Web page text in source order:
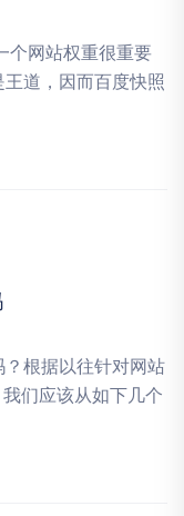
个网站权重很重要
道，因而百度快照
根据以往针对网站
们应该从如下几个